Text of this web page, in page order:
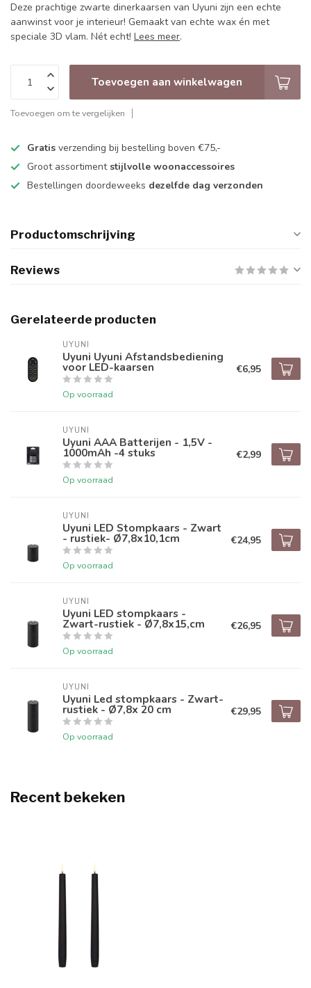
Deze prachtige zwarte dinerkaarsen van Uyuni zijn een echte
aanwinst voor je interieur! Gemaakt van echte wax én met
speciale 3D vlam. Nét echt! Lees meer.
Toevoegen aan winkelwagen
Toevoegen om te vergelijken
Gratis verzending bij bestelling boven €75,-
Groot assortiment stijlvolle woonaccessoires
Bestellingen doordeweeks dezelfde dag verzonden
Productomschrijving
Reviews
Gerelateerde producten
UYUNI
Uyuni Uyuni Afstandsbediening
voor LED-kaarsen
Op voorraad
€6,95
UYUNI
Uyuni AAA Batterijen - 1,5V -
1000mAh -4 stuks
Op voorraad
€2,99
UYUNI
Uyuni LED Stompkaars - Zwart
- rustiek- Ø7,8x10,1cm
Op voorraad
€24,95
UYUNI
Uyuni LED stompkaars -
Zwart-rustiek - Ø7,8x15,cm
Op voorraad
€26,95
UYUNI
Uyuni Led stompkaars - Zwart-
rustiek - Ø7,8x 20 cm
Op voorraad
€29,95
Recent bekeken